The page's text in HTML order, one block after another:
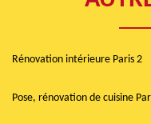
Rénovation intérieure Paris 2
Pose, rénovation de cuisine